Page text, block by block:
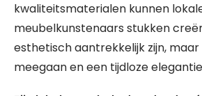
kwaliteitsmaterialen kunnen
meubelkunstenaars stukken
esthetisch aantrekkelijk zijn,
meegaan en een tijdloze